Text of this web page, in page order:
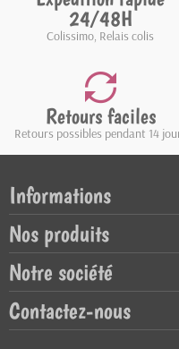
24/48H
Colissimo, Relais colis
Retours faciles
Retours possibles pendant 14
Informations
Nos produits
Notre société
Contactez-nous